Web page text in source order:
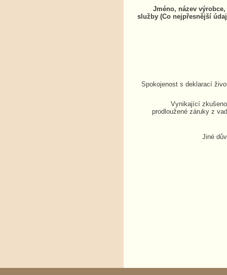
Jméno, název
služby (Co nejpřesnější
Spokojenost s deklarací
Vynikající
prodloužené záruky z
Jiné